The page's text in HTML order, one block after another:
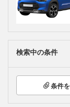
検索中の条件
条件